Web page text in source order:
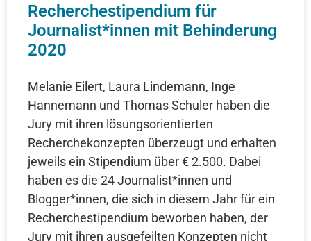
Recherchestipendium für
Journalist*innen mit Behinderung
2020
Melanie Eilert, Laura Lindemann, Inge
Hannemann und Thomas Schuler haben die
Jury mit ihren lösungsorientierten
Recherchekonzepten überzeugt und erhalten
jeweils ein Stipendium über € 2.500. Dabei
haben es die 24 Journalist*innen und
Blogger*innen, die sich in diesem Jahr für ein
Recherchestipendium beworben haben, der
Jury mit ihren ausgefeilten Konzepten nicht